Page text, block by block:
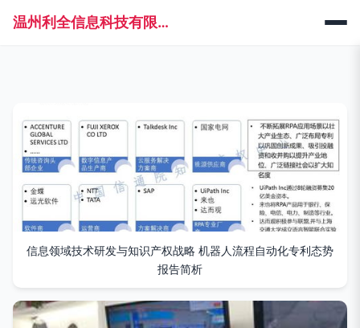
温州利全信息科技有限公司
信息领域技术研发与知识产权战略 机器人流程自动化专利态势
报告简析